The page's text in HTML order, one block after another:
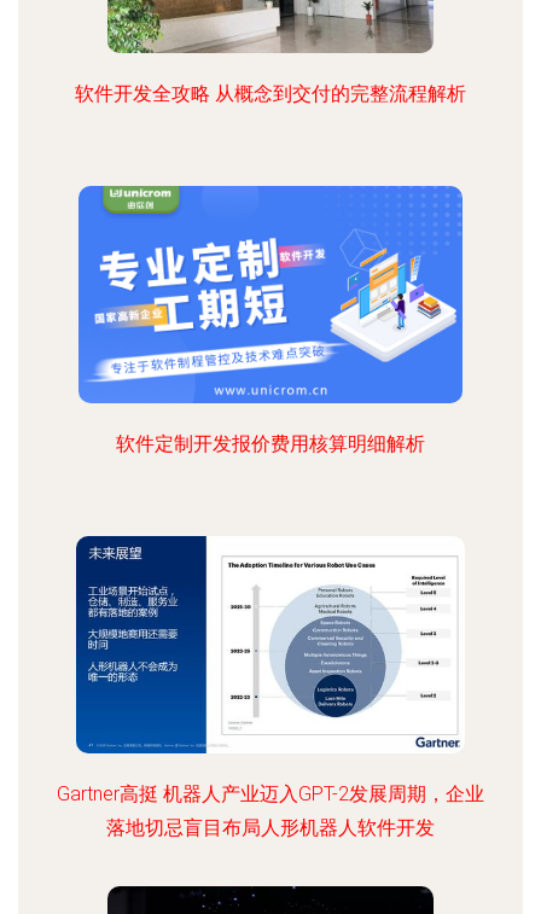
软件开发全攻略 从概念到交付的完整流程解析
软件定制开发报价费用核算明细解析
Gartner高挺 机器人产业迈入GPT-2发展周期，企业
落地切忌盲目布局人形机器人软件开发